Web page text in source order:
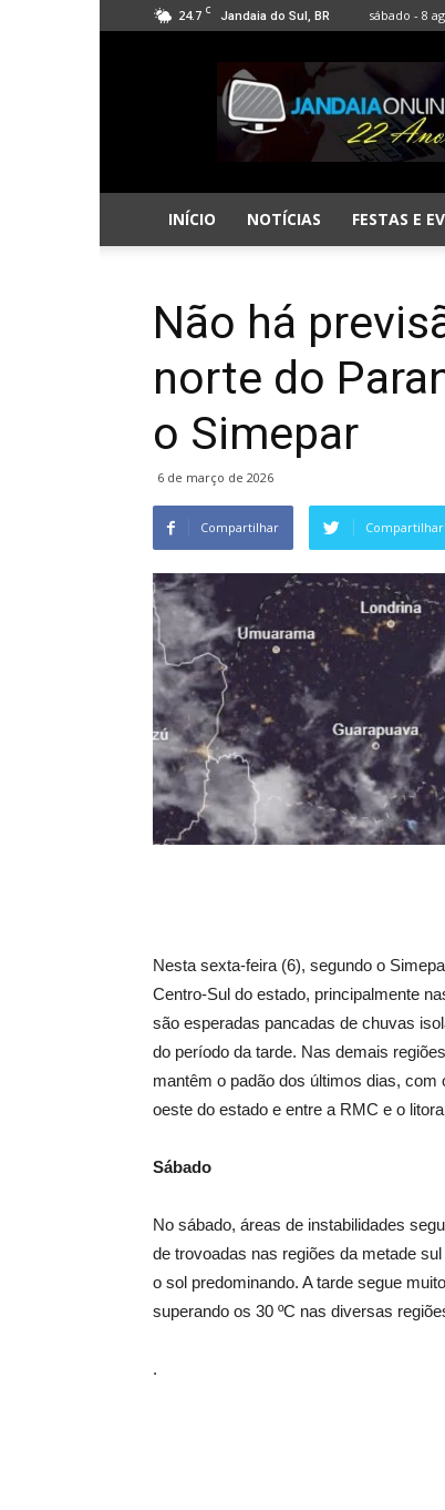
24.7 C Jandaia do Sul, BR sábado - 8
Jandaia
Online
INÍCIO NOTÍCIAS FESTAS E
Não há
norte do
o Simepar
6 de março de 2026
Compartilhar Compartilhar
Nesta sexta-feira (6), segundo o
Centro-Sul do estado, principalmente
são esperadas pancadas de chuvas
do período da tarde. Nas demais
mantêm o padão dos últimos dias,
oeste do estado e entre a RMC e o
Sábado
No sábado, áreas de instabilidades
de trovoadas nas regiões da metade
o sol predominando. A tarde segue
superando os 30 ºC nas diversas
.